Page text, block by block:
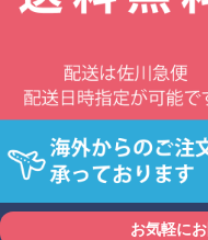
お気軽に